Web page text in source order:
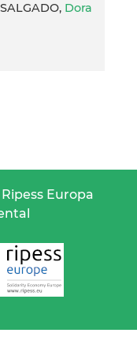
Dora
Europa